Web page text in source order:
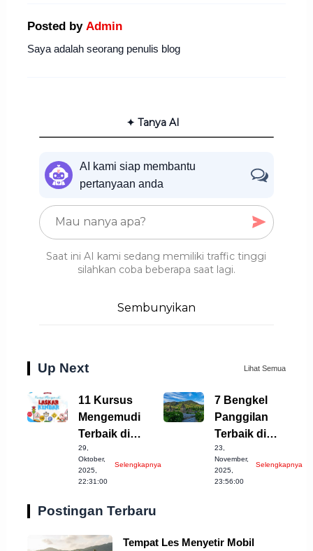
Posted by Admin
Saya adalah seorang penulis blog
✦ Tanya AI
AI kami siap membantu
pertanyaan anda
Saat ini AI kami sedang memiliki traffic tinggi
silahkan coba beberapa saat lagi.
Sembunyikan
Up Next Lihat Semua
11 Kursus
Mengemudi
Terbaik di
Pangkalpinang
untuk Pemula
29,
Oktober,
2025,
22:31:00
Selengkapnya
7 Bengkel
Panggilan
Terbaik di
Wonosobo
untuk Anda!
23,
November,
2025,
23:56:00
Selengkapnya
Postingan Terbaru
Tempat Les Menyetir Mobil